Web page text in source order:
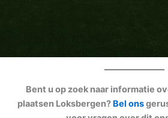
Bent u op zoek naar informatie
plaatsen Loksbergen? Bel ons